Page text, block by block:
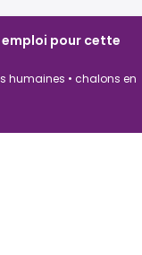
pour cette
humaines • chalons en